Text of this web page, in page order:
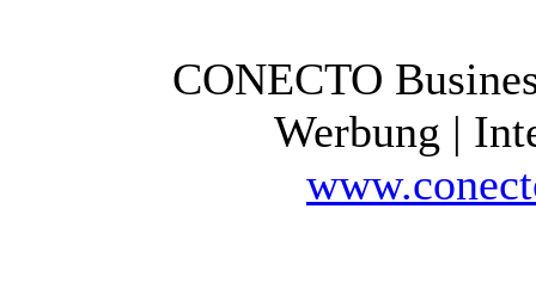
CONECTO
Werbung |